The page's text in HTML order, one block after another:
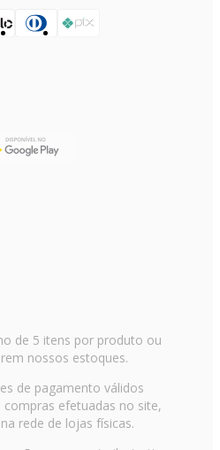
de 5 itens por produto ou
nossos estoques.
de pagamento válidos
compras efetuadas no site,
rede de lojas físicas.